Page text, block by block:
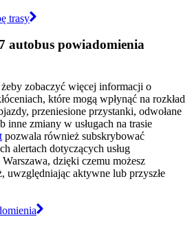
trasy
autobus powiadomienia
żeby zobaczyć więcej informacji o
które mogą wpłynąć na rozkład
przeniesione przystanki, odwołane
inne zmiany w usługach na trasie
pozwala również subskrybować
alertach dotyczących usług
dzięki czemu możesz
uwzględniając aktywne lub przyszłe